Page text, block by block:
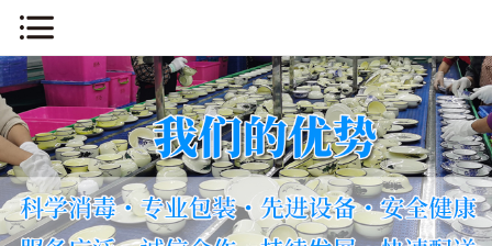
网站首页
关于我们
新闻中心